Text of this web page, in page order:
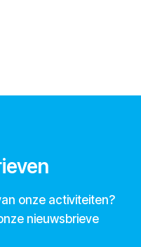
onze activiteiten?
nieuwsbrieve